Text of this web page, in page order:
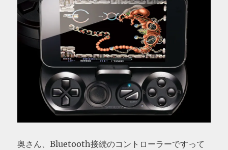
奥さん、Bluetooth接続のコントローラーですって